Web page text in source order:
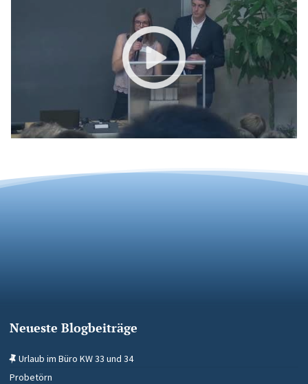
Neueste Blogbeiträge
Urlaub im Büro KW 33 und 34
Probetörn